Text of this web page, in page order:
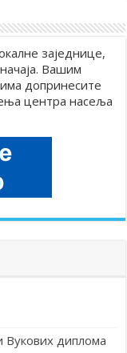
заједнице,
Вашим
допринесите
центра насеља
Вукових диплома